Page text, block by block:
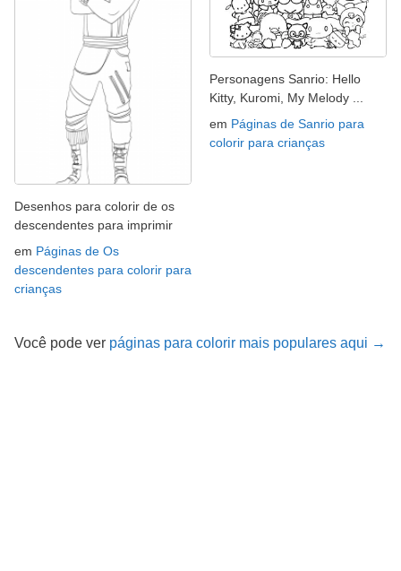
Desenhos para colorir de os
descendentes para imprimir
em Páginas de Os
descendentes para colorir para
crianças
Personagens Sanrio: Hello
Kitty, Kuromi, My Melody ...
em Páginas de Sanrio para
colorir para crianças
Você pode ver páginas para colorir mais populares aqui →